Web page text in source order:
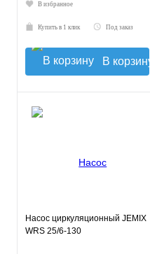
В избранное
Купить в 1 клик Под заказ
В корзину
Насос циркуляционный JEMIX
WRS 25/6-130